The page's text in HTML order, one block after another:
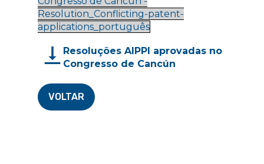
Resolution_Conflicting-patent-
applications_português
Resoluções AIPPI aprovadas no
Congresso de Cancún
VOLTAR